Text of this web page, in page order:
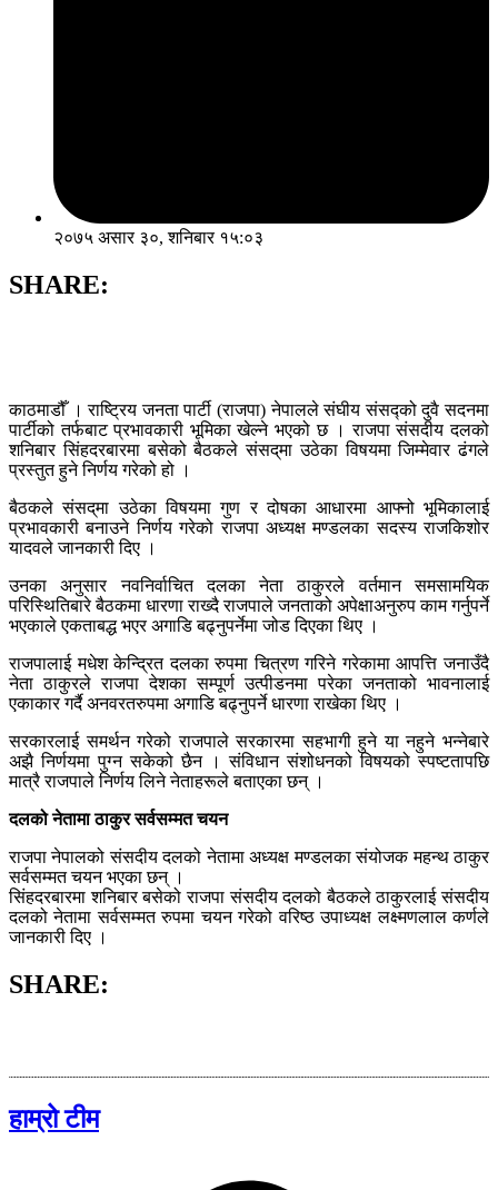
२०७५ असार ३०, शनिबार १५:०३
SHARE:
काठमाडौँ । राष्ट्रिय जनता पार्टी (राजपा) नेपालले संघीय संसद्को दुवै सदनमा
पार्टीको तर्फबाट प्रभावकारी भूमिका खेल्ने भएको छ । राजपा संसदीय दलको
शनिबार सिंहदरबारमा बसेको बैठकले संसद्‌मा उठेका विषयमा जिम्मेवार ढंगले
प्रस्तुत हुने निर्णय गरेको हो ।
बैठकले संसद्‌मा उठेका विषयमा गुण र दोषका आधारमा आफ्नो भूमिकालाई
प्रभावकारी बनाउने निर्णय गरेको राजपा अध्यक्ष मण्डलका सदस्य राजकिशोर
यादवले जानकारी दिए ।
उनका अनुसार नवनिर्वाचित दलका नेता ठाकुरले वर्तमान समसामयिक
परिस्थितिबारे बैठकमा धारणा राख्दै राजपाले जनताको अपेक्षाअनुरुप काम गर्नुपर्ने
भएकाले एकताबद्ध भएर अगाडि बढ्नुपर्नेमा जोड दिएका थिए ।
राजपालाई मधेश केन्द्रित दलका रुपमा चित्रण गरिने गरेकामा आपत्ति जनाउँदै
नेता ठाकुरले राजपा देशका सम्पूर्ण उत्पीडनमा परेका जनताको भावनालाई
एकाकार गर्दै अनवरतरुपमा अगाडि बढ्नुपर्ने धारणा राखेका थिए ।
सरकारलाई समर्थन गरेको राजपाले सरकारमा सहभागी हुने या नहुने भन्नेबारे
अझै निर्णयमा पुग्न सकेको छैन । संविधान संशोधनको विषयको स्पष्टतापछि
मात्रै राजपाले निर्णय लिने नेताहरूले बताएका छन् ।
दलको नेतामा ठाकुर सर्वसम्मत चयन
राजपा नेपालको संसदीय दलको नेतामा अध्यक्ष मण्डलका संयोजक महन्थ ठाकुर
सर्वसम्मत चयन भएका छन् ।
सिंहदरबारमा शनिबार बसेको राजपा संसदीय दलको बैठकले ठाकुरलाई संसदीय
दलको नेतामा सर्वसम्मत रुपमा चयन गरेको वरिष्ठ उपाध्यक्ष लक्ष्मणलाल कर्णले
जानकारी दिए ।
SHARE:
हाम्रो टीम